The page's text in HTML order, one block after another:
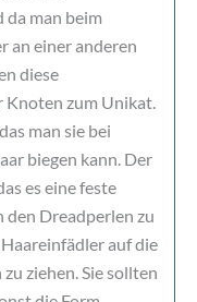
da man beim
an einer anderen
diese
zum Unikat.
man sie bei
biegen kann. Der
es eine feste
den Dreadperlen zu
auf die
ziehen. Sie sollten